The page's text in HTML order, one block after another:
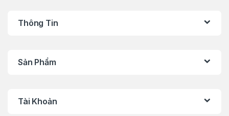
Thông Tin
Sản Phẩm
Tài Khoản